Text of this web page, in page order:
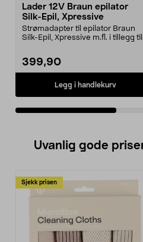
Lader 12V Braun epilator
Silk-Epil, Xpressive
Strømadapter til epilator Braun
Silk-Epil, Xpressive m.fl. i tillegg til
399,90
Legg i handlekurv
Uvanlig gode
Sjekk prisen